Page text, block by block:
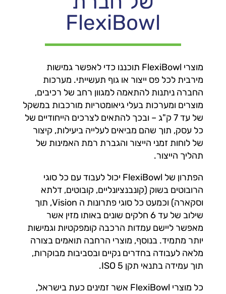
FlexiBowl
מוצרי FlexiBowl תוכננו כדי לאפשר גמישות
מירבית לכל פס ייצור או גוף תעשייתי. מערכות
החברה ניתנות להתאמה למגוון רחב של רכיבים,
מוצרים ומערכות בעלי גיאומטריות מורכבות במשקל
של עד 7 ק"ג – ובכך להתאים לצרכים הייחודיים של
כל עסק, תוך שהם מביאים לעלייה ביעילות, קיצור
של לוחות זמני הייצור והגברת רמת האמינות של
תהליך הייצור.
הפתרון של FlexiBowl יכול לעבוד עם כל סוגי
הרובוטים בשוק (קונבנציונליים, קובוטים, דלתא
וסקארה) וכמעט כל סוגי פתרונות ה Vision, תוך
שילוב של עד 6 חלקים שונים באותו מזין אשר
מאפשר ליישם עמדות הרכבה קומפקטיות וגמישות
יותר מתמיד. בנוסף, מוצרי הרחבה תואמים בצורה
מלאה לעבודה בחדרים נקיים ובסביבות מבוקרות,
תוך עמידה בתנאי תקן ISO 5.
כל מוצרי FlexiBowl אשר זמינים כעת בישראל,